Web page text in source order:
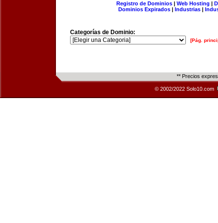
Registro de Dominios| Web Hosting |
Dominios Expirados | Industrias |
Categorías de Dominio:
[Pág.
** Precios
© 2002/2022 Solo10.com